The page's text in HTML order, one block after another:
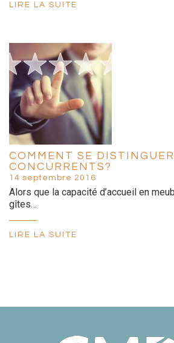
LIRE LA SUITE
COMMENT SE
CONCURRENTS?
14 septembre 2016
Alors que la capacité d’accueil en
gîtes…
LIRE LA SUITE